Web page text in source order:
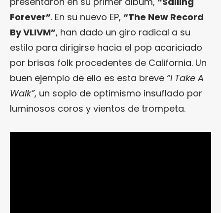
Forever”. En su nuevo EP, “The New Record
By VLIVM”, han dado un giro radical a su
estilo para dirigirse hacia el pop acariciado
por brisas folk procedentes de California. Un
buen ejemplo de ello es esta breve “I Take A
Walk”, un soplo de optimismo insuflado por
luminosos coros y vientos de trompeta.